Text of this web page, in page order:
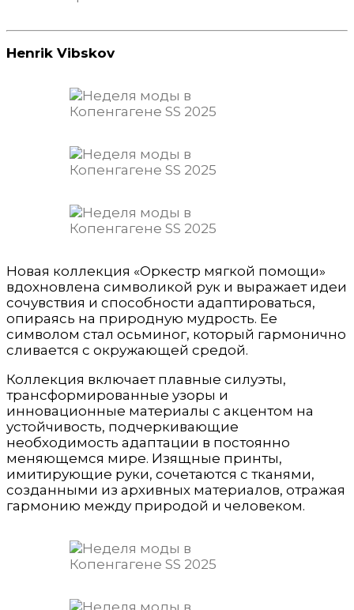
Henrik Vibskov
Новая коллекция «Оркестр мягкой помощи»
вдохновлена символикой рук и выражает идеи
сочувствия и способности адаптироваться,
опираясь на природную мудрость. Ее
символом стал осьминог, который гармонично
сливается с окружающей средой.
Коллекция включает плавные силуэты,
трансформированные узоры и
инновационные материалы с акцентом на
устойчивость, подчеркивающие
необходимость адаптации в постоянно
меняющемся мире. Изящные принты,
имитирующие руки, сочетаются с тканями,
созданными из архивных материалов, отражая
гармонию между природой и человеком.